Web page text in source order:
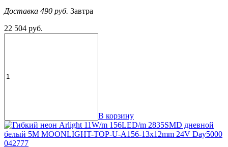
Доставка 490 руб. Завтра
22 504 руб.
В корзину